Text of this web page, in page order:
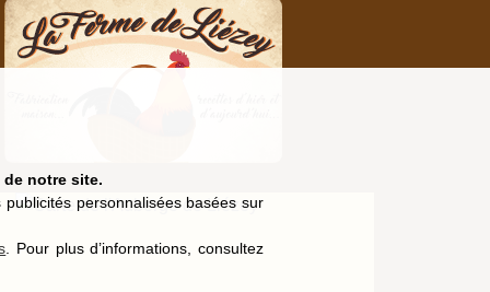
notre site.
personnalisées basées sur
. Pour plus d’informations, consultez